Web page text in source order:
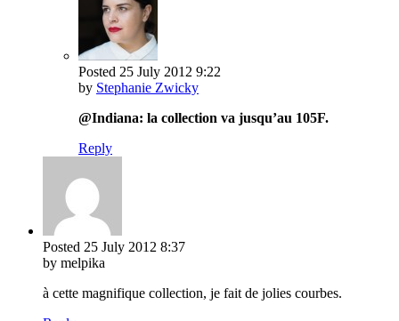
Posted 25 July 2012 9:22
by Stephanie Zwicky
@Indiana: la collection va jusqu’au 105F.
Reply
Posted 25 July 2012 8:37
by melpika
à cette magnifique collection, je fait de jolies courbes.